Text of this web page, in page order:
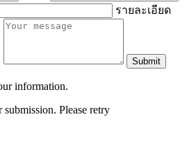
รายละเอียด
Submit
information.
submission. Please retry